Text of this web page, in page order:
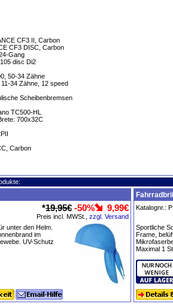
CF3 II, Carbon
CF3 DISC, Carbon
Gang
disc Di2
50-34 Zähne
34 Zähne, 12 speed
Scheibenbremsen
TC500-HL
700x32C
Carbon
*19,95€ -50% 9,99€
Preis incl. MWSt., zzgl. Versand
unter den Helm.
im
UV-Schutz
Katalognr.:
Sportliche
Frame,
Maximal 1